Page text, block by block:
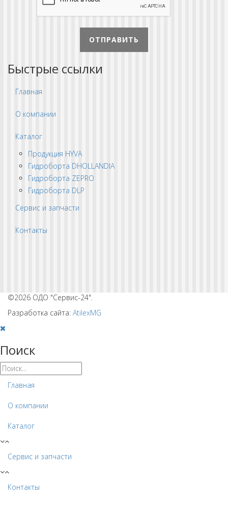
ОТПРАВИТЬ
Быстрые ссылки
Главная
О компании
Каталог
Продукция HYVA
Гидроборта DHOLLANDIA
Гидроборта ZEPRO
Гидроборта DLP
Сервис и запчасти
Контакты
©2026 ОДО "Сервис-24".
Разработка сайта: AtilexMG
Поиск
Главная
О компании
Каталог
Сервис и запчасти
Контакты